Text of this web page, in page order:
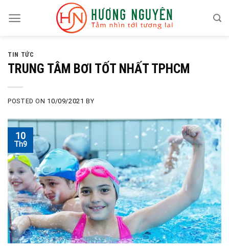
TIN TỨC
TRUNG TÂM BƠI TỐT NHẤT TPHCM
POSTED ON 10/09/2021 BY
10
Th9